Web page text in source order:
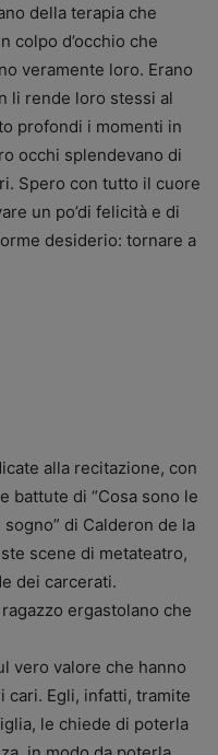
della terapia che
colpo d’occhio che
veramente loro. Erano
li rende loro stessi al
profondi i momenti in
occhi splendevano di
Spero con tutto il cuore
un po’di felicità e di
desiderio: tornare a
alla recitazione, con
battute di “Cosa sono le
di Calderon de la
scene di metateatro,
dei carcerati.
ergastolano che
vero valore che hanno
cari. Egli, infatti, tramite
le chiede di poterla